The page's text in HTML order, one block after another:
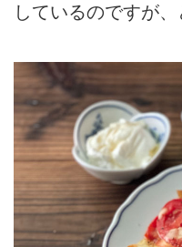
しているのですが、